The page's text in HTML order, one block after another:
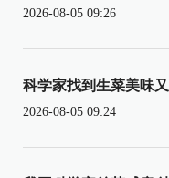
2026-08-05 09:26
科学家找到生菜美味
2026-08-05 09:24